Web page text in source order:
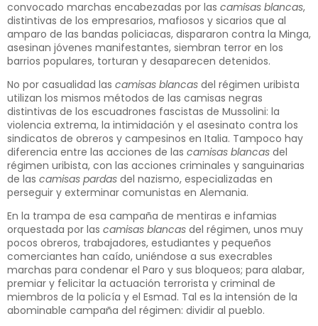
convocado marchas encabezadas por las camisas blancas,
distintivas de los empresarios, mafiosos y sicarios que al
amparo de las bandas policiacas, dispararon contra la Minga,
asesinan jóvenes manifestantes, siembran terror en los
barrios populares, torturan y desaparecen detenidos.
No por casualidad las camisas blancas del régimen uribista
utilizan los mismos métodos de las camisas negras
distintivas de los escuadrones fascistas de Mussolini: la
violencia extrema, la intimidación y el asesinato contra los
sindicatos de obreros y campesinos en Italia. Tampoco hay
diferencia entre las acciones de las camisas blancas del
régimen uribista, con las acciones criminales y sanguinarias
de las camisas pardas del nazismo, especializadas en
perseguir y exterminar comunistas en Alemania.
En la trampa de esa campaña de mentiras e infamias
orquestada por las camisas blancas del régimen, unos muy
pocos obreros, trabajadores, estudiantes y pequeños
comerciantes han caído, uniéndose a sus execrables
marchas para condenar el Paro y sus bloqueos; para alabar,
premiar y felicitar la actuación terrorista y criminal de
miembros de la policía y el Esmad. Tal es la intensión de la
abominable campaña del régimen: dividir al pueblo.